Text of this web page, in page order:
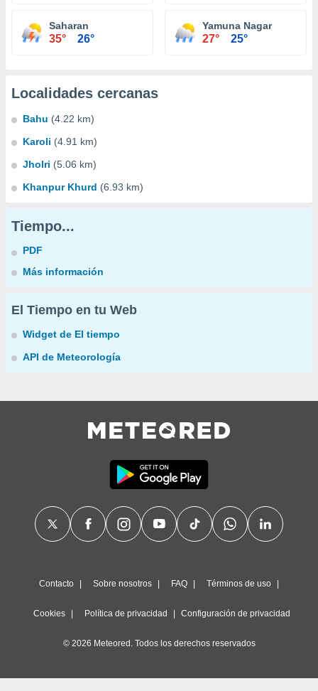
Saharan
35° 26°
Yamuna Nagar
27° 25°
Localidades cercanas
Bahu (4.22 km)
Karoli (4.91 km)
Jholri (5.06 km)
Khanpur Khurd (6.93 km)
Tiempo...
PDF
Más información
El Tiempo en tu Web
Widget de El tiempo
API de Meteorología
Contacto Sobre nosotros FAQ Términos de uso
Cookies Política de privacidad Configuración de privacidad
© 2026 Meteored. Todos los derechos reservados